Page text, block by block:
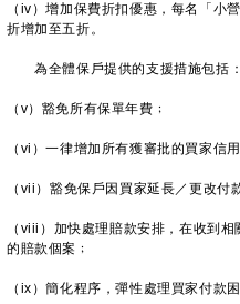
（iv）增加保費折扣優惠，每名「小
折增加至五折。
為全體保戶提供的支援措施包括：
（v）豁免所有保單年費﹔
（vi）一律增加所有獲審批的買家信
（vii）豁免保戶因買家延長／更改付
（viii）加快處理賠款安排，在收到
的賠款個案﹔
（ix）簡化程序，彈性處理買家付款